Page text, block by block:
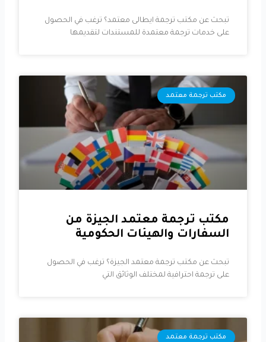
تبحث عن مكتب ترجمة ايطالى معتمد؟ ترغب في الحصول
على خدمات ترجمة معتمدة للمستندات لتقديمها
مكتب ترجمة معتمد
مكتب ترجمة معتمد الجيزة من
السفارات والهيئات الحكومية
تبحث عن مكتب ترجمة معتمد الجيزة؟ ترغب في الحصول
على ترجمة احترافية لمختلف الوثائق التي
مكتب ترجمة معتمد